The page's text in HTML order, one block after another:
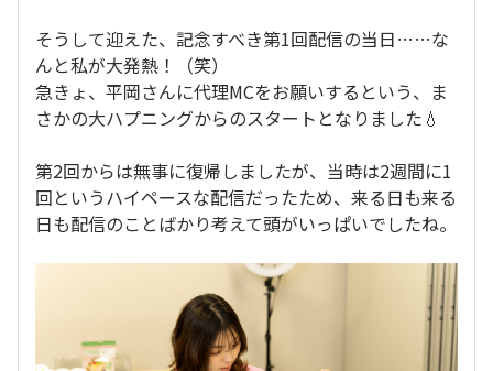
そうして迎えた、記念すべき第1回配信の当日……な
んと私が大発熱！（笑）
急きょ、平岡さんに代理MCをお願いするという、ま
さかの大ハプニングからのスタートとなりました💧
第2回からは無事に復帰しましたが、当時は2週間に1
回というハイペースな配信だったため、来る日も来る
日も配信のことばかり考えて頭がいっぱいでしたね。